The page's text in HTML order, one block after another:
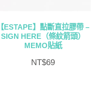
【ESTAPE】點斷直拉膠帶 –
SIGN HERE（條紋箭頭）
MEMO貼紙
NT$69